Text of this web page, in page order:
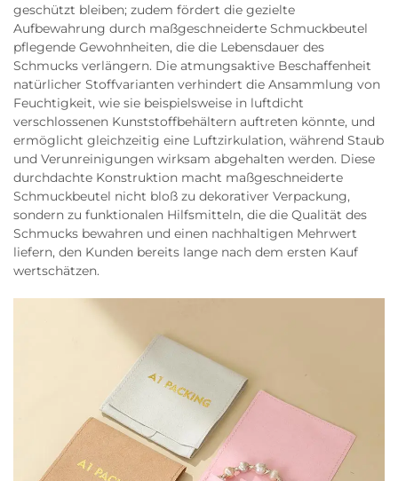
geschützt bleiben; zudem fördert die gezielte
Aufbewahrung durch maßgeschneiderte Schmuckbeutel
pflegende Gewohnheiten, die die Lebensdauer des
Schmucks verlängern. Die atmungsaktive Beschaffenheit
natürlicher Stoffvarianten verhindert die Ansammlung von
Feuchtigkeit, wie sie beispielsweise in luftdicht
verschlossenen Kunststoffbehältern auftreten könnte, und
ermöglicht gleichzeitig eine Luftzirkulation, während Staub
und Verunreinigungen wirksam abgehalten werden. Diese
durchdachte Konstruktion macht maßgeschneiderte
Schmuckbeutel nicht bloß zu dekorativer Verpackung,
sondern zu funktionalen Hilfsmitteln, die die Qualität des
Schmucks bewahren und einen nachhaltigen Mehrwert
liefern, den Kunden bereits lange nach dem ersten Kauf
wertschätzen.